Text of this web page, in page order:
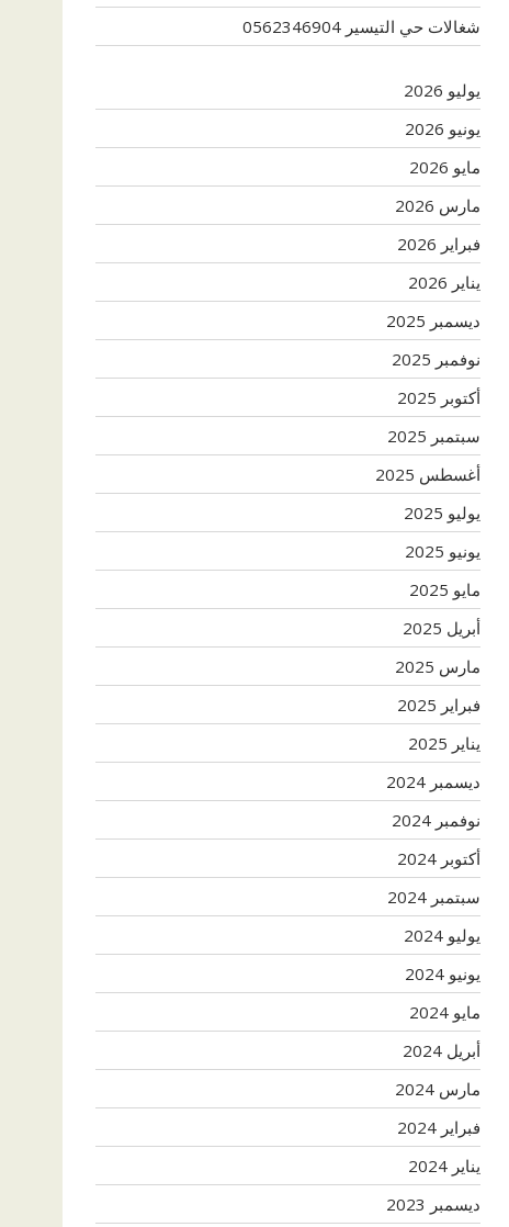
شغالات حي التيسير 0562346904
يوليو 2026
يونيو 2026
مايو 2026
مارس 2026
فبراير 2026
يناير 2026
ديسمبر 2025
نوفمبر 2025
أكتوبر 2025
سبتمبر 2025
أغسطس 2025
يوليو 2025
يونيو 2025
مايو 2025
أبريل 2025
مارس 2025
فبراير 2025
يناير 2025
ديسمبر 2024
نوفمبر 2024
أكتوبر 2024
سبتمبر 2024
يوليو 2024
يونيو 2024
مايو 2024
أبريل 2024
مارس 2024
فبراير 2024
يناير 2024
ديسمبر 2023